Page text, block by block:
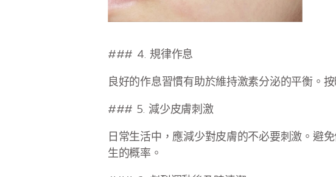
### 4. 規律作息
良好的作息習慣有助於維持激素分泌的平衡。
### 5. 減少皮膚刺激
日常生活中，應減少對皮膚的不必要刺激。避
生的概率。